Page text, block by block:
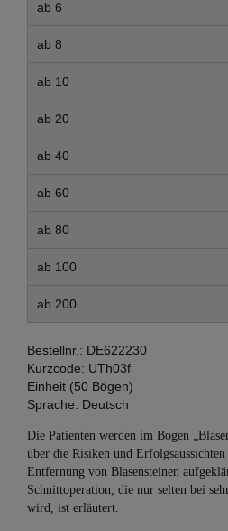
ab 6
ab 8
ab 10
ab 20
ab 40
ab 60
ab 80
ab 100
ab 200
Bestellnr.: DE622230
Kurzcode: UTh03f
Einheit (50 Bögen)
Sprache: Deutsch
Die Patienten werden im Bogen
über die Risiken und
Entfernung von Blasensteinen
Schnittoperation, die nur selten bei
wird, ist erläutert.